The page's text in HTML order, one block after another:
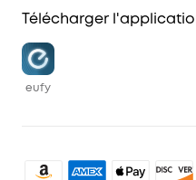
Télécharger
eufy